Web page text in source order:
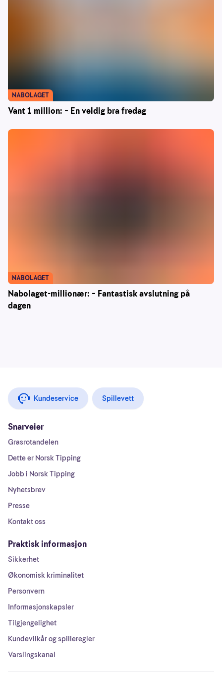
Vant 1 million: – En veldig bra fredag
NABOLAGET
Nabolaget-millionær: – Fantastisk avslutning på
dagen
NABOLAGET
Kundeservice Spillevett
Snarveier
Grasrotandelen
Dette er Norsk Tipping
Jobb i Norsk Tipping
Nyhetsbrev
Presse
Kontakt oss
Praktisk informasjon
Sikkerhet
Økonomisk kriminalitet
Personvern
Informasjonskapsler
Tilgjengelighet
Kundevilkår og spilleregler
Varslingskanal